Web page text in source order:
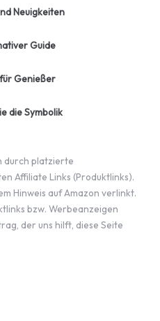
Neuigkeiten
Guide
Genießer
die Symbolik
durch platzierte
Affiliate Links (Produktlinks).
Hinweis auf Amazon verlinkt.
bzw. Werbeanzeigen
der uns hilft, diese Seite